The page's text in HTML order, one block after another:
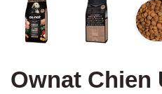
Ownat Chien